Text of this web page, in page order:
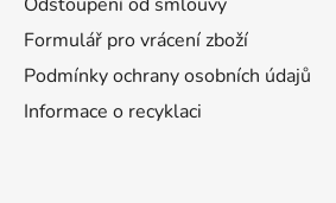
Formulář pro vrácení zboží
Podmínky ochrany osobních údajů
Informace o recyklaci